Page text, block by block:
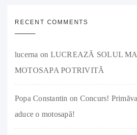
RECENT COMMENTS
lucerna on LUCREAZĂ SOLUL
MOTOSAPA POTRIVITĂ
Popa Constantin on Concurs!
aduce o motosapă!